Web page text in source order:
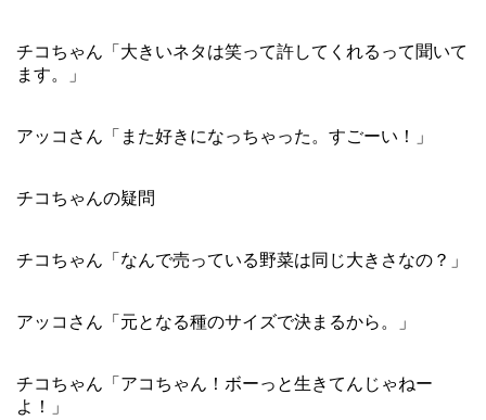
チコちゃん「大きいネタは笑って許してくれるって聞いて
ます。」
アッコさん「また好きになっちゃった。すごーい！」
チコちゃんの疑問
チコちゃん「なんで売っている野菜は同じ大きさなの？」
アッコさん「元となる種のサイズで決まるから。」
チコちゃん「アコちゃん！ボーっと生きてんじゃねー
よ！」